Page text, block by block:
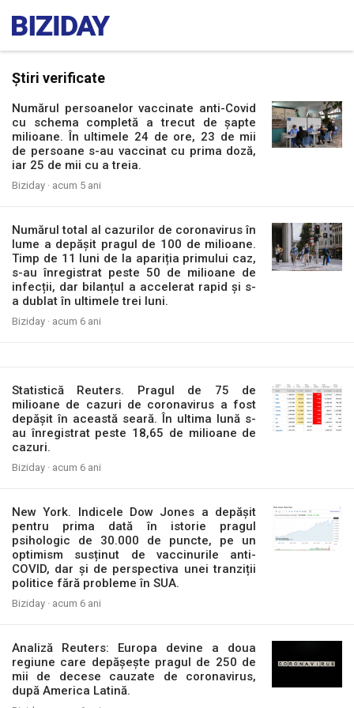
Știri verificate
Numărul persoanelor vaccinate anti-Covid
cu schema completă a trecut de șapte
milioane. În ultimele 24 de ore, 23 de mii
de persoane s-au vaccinat cu prima doză,
iar 25 de mii cu a treia.
Biziday · acum 5 ani
Numărul total al cazurilor de coronavirus în
lume a depășit pragul de 100 de milioane.
Timp de 11 luni de la apariția primului caz,
s-au înregistrat peste 50 de milioane de
infecții, dar bilanțul a accelerat rapid și s-
a dublat în ultimele trei luni.
Biziday · acum 6 ani
Statistică Reuters. Pragul de 75 de
milioane de cazuri de coronavirus a fost
depășit în această seară. În ultima lună s-
au înregistrat peste 18,65 de milioane de
cazuri.
Biziday · acum 6 ani
New York. Indicele Dow Jones a depășit
pentru prima dată în istorie pragul
psihologic de 30.000 de puncte, pe un
optimism susținut de vaccinurile anti-
COVID, dar și de perspectiva unei tranziții
politice fără probleme în SUA.
Biziday · acum 6 ani
Analiză Reuters: Europa devine a doua
regiune care depășește pragul de 250 de
mii de decese cauzate de coronavirus,
după America Latină.